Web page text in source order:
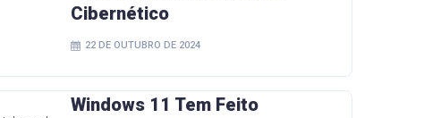
Cibernético
22 DE OUTUBRO DE 2024
Windows 11 Tem Feito